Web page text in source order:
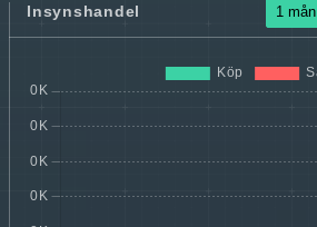
Insynshandel 1 mån